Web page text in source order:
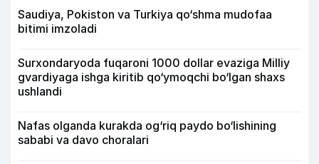
Saudiya, Pokiston va Turkiya qo‘shma mudofaa
bitimi imzoladi
Surxondaryoda fuqaroni 1000 dollar evaziga Milliy
gvardiyaga ishga kiritib qo‘ymoqchi bo‘lgan shaxs
ushlandi
Nafas olganda kurakda og‘riq paydo bo‘lishining
sababi va davo choralari